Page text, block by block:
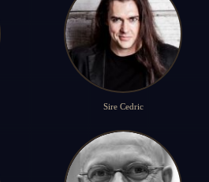
Sire Cedric